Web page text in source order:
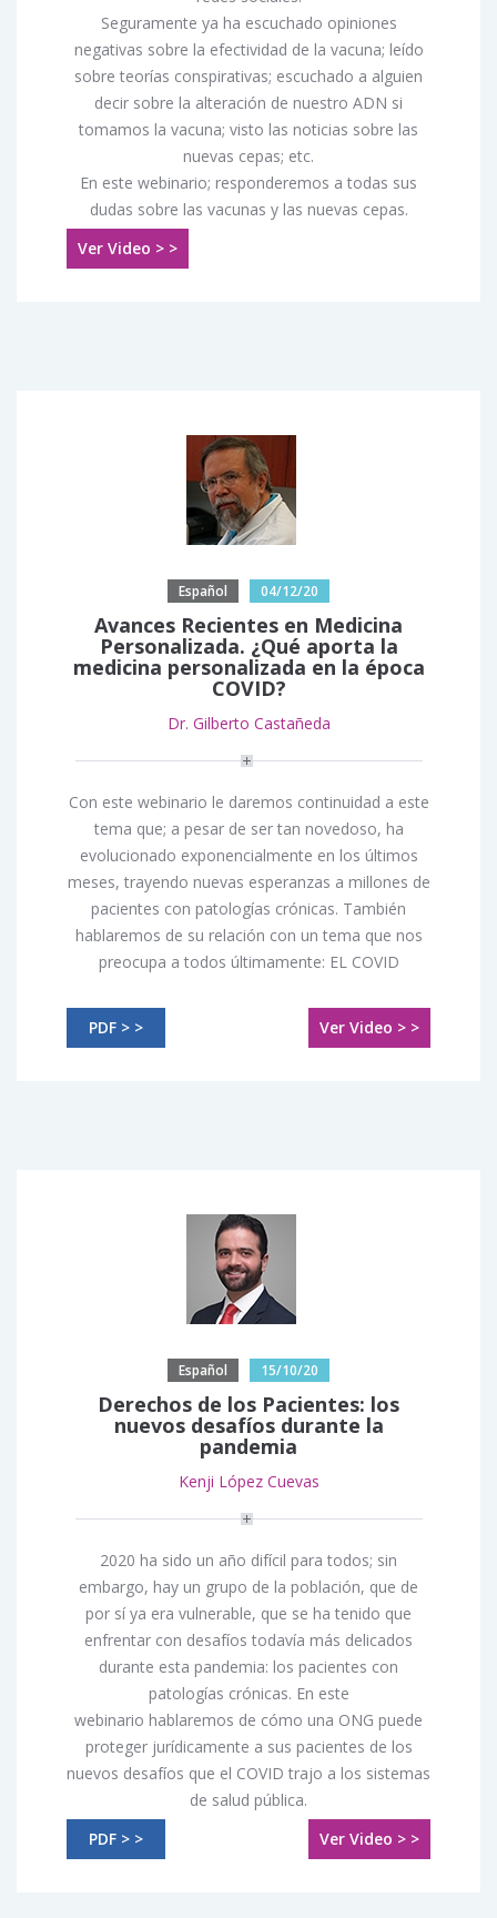
Seguramente ya ha escuchado opiniones
negativas sobre la efectividad de la vacuna; leído
sobre teorías conspirativas; escuchado a alguien
decir sobre la alteración de nuestro ADN si
tomamos la vacuna; visto las noticias sobre las
nuevas cepas; etc.
En este webinario; responderemos a todas sus
dudas sobre las vacunas y las nuevas cepas.
Ver Video > >
Español 04/12/20
Avances Recientes en Medicina
Personalizada. ¿Qué aporta la
medicina personalizada en la época
COVID?
Dr. Gilberto Castañeda
Con este webinario le daremos continuidad a este
tema que; a pesar de ser tan novedoso, ha
evolucionado exponencialmente en los últimos
meses, trayendo nuevas esperanzas a millones de
pacientes con patologías crónicas. También
hablaremos de su relación con un tema que nos
preocupa a todos últimamente: EL COVID
PDF > > Ver Video > >
Español 15/10/20
Derechos de los Pacientes: los
nuevos desafíos durante la
pandemia
Kenji López Cuevas
2020 ha sido un año difícil para todos; sin
embargo, hay un grupo de la población, que de
por sí ya era vulnerable, que se ha tenido que
enfrentar con desafíos todavía más delicados
durante esta pandemia: los pacientes con
patologías crónicas. En este
webinario hablaremos de cómo una ONG puede
proteger jurídicamente a sus pacientes de los
nuevos desafíos que el COVID trajo a los sistemas
de salud pública.
PDF > >
Ver Video > >